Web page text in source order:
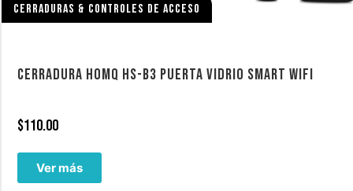
CERRADURAS & CONTROLES DE ACCESO
CERRADURA HOMQ HS-B3 PUERTA VIDRIO SMART WIFI
$110.00
Ver más